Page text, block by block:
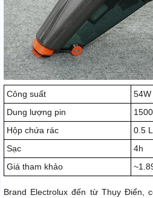
Công suất
54W
Dung lượng pin
Hộp chứa rác
0.5
Sạc
4h
Giá tham khảo
Brand Electrolux đến từ Thụy Điển,